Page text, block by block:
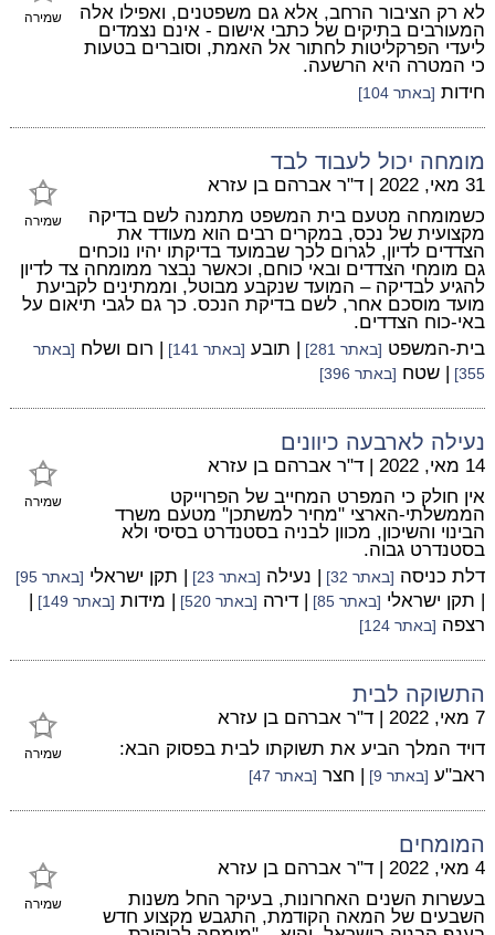
שמירה
לא רק הציבור הרחב, אלא גם משפטנים, ואפילו אלה
המעורבים בתיקים של כתבי אישום - אינם נצמדים
ליעדי הפרקליטות לחתור אל האמת, וסוברים בטעות
כי המטרה היא הרשעה.
חידות [באתר 104]
מומחה יכול לעבוד לבד
שמירה
31 מאי, 2022 | ד"ר אברהם בן עזרא
כשמומחה מטעם בית המשפט מתמנה לשם בדיקה
מקצועית של נכס, במקרים רבים הוא מעודד את
הצדדים לדיון, לגרום לכך שבמועד בדיקתו יהיו נוכחים
גם מומחי הצדדים ובאי כוחם, וכאשר נבצר ממומחה צד לדיון
להגיע לבדיקה – המועד שנקבע מבוטל, וממתינים לקביעת
מועד מוסכם אחר, לשם בדיקת הנכס. כך גם לגבי תיאום על
באי-כוח הצדדים.
בית-המשפט [באתר 281] | תובע [באתר 141] | רום ושלח [באתר
355]
| שטח [באתר 396]
נעילה לארבעה כיוונים
שמירה
14 מאי, 2022 | ד"ר אברהם בן עזרא
אין חולק כי המפרט המחייב של הפרוייקט
הממשלתי-הארצי "מחיר למשתכן" מטעם משרד
הבינוי והשיכון, מכוון לבניה בסטנדרט בסיסי ולא
בסטנדרט גבוה.
דלת כניסה [באתר 32] | נעילה [באתר 23] | תקן ישראלי [באתר 95]
| תקן ישראלי [באתר 85] | דירה [באתר 520] | מידות [באתר 149]
|
רצפה [באתר 124]
התשוקה לבית
שמירה
7 מאי, 2022 | ד"ר אברהם בן עזרא
דויד המלך הביע את תשוקתו לבית בפסוק הבא:
ראב"ע [באתר 9] | חצר [באתר 47]
המומחים
שמירה
4 מאי, 2022 | ד"ר אברהם בן עזרא
בעשרות השנים האחרונות, בעיקר החל משנות
השבעים של המאה הקודמת, התגבש מקצוע חדש